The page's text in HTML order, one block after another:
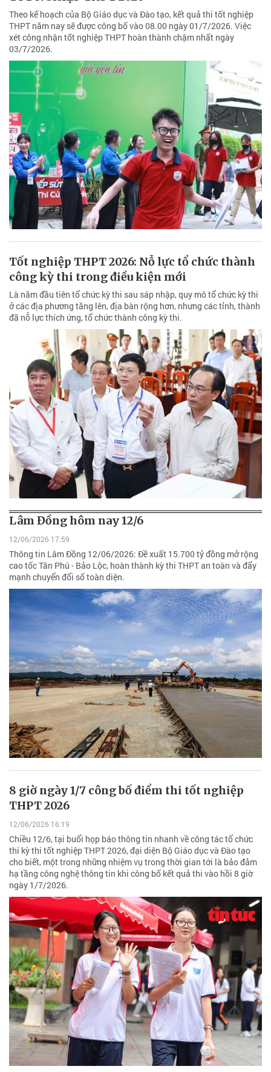
Theo kế hoạch của Bộ Giáo dục và Đào tạo, kết quả thi tốt nghiệp
THPT năm nay sẽ được công bố vào 08.00 ngày 01/7/2026. Việc
xét công nhận tốt nghiệp THPT hoàn thành chậm nhất ngày
03/7/2026.
Tốt nghiệp THPT 2026: Nỗ lực tổ chức thành
công kỳ thi trong điều kiện mới
Là năm đầu tiên tổ chức kỳ thi sau sáp nhập, quy mô tổ chức kỳ thi
ở các địa phương tăng lên, địa bàn rộng hơn, nhưng các tỉnh, thành
đã nỗ lực thích ứng, tổ chức thành công kỳ thi.
Lâm Đồng hôm nay 12/6
12/06/2026 17:59
Thông tin Lâm Đồng 12/06/2026: Đề xuất 15.700 tỷ đồng mở rộng
cao tốc Tân Phú - Bảo Lộc, hoàn thành kỳ thi THPT an toàn và đẩy
mạnh chuyển đổi số toàn diện.
8 giờ ngày 1/7 công bố điểm thi tốt nghiệp
THPT 2026
12/06/2026 16:19
Chiều 12/6, tại buổi họp báo thông tin nhanh về công tác tổ chức
thi kỳ thi tốt nghiệp THPT 2026, đại diện Bộ Giáo dục và Đào tạo
cho biết, một trong những nhiệm vụ trong thời gian tới là bảo đảm
hạ tầng công nghệ thông tin khi công bố kết quả thi vào hồi 8 giờ
ngày 1/7/2026.